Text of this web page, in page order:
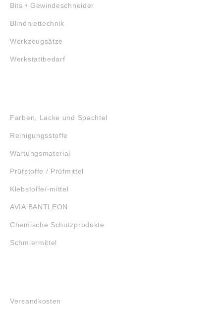
Bits • Gewindeschneider
Blindniettechnik
Werkzeugsätze
Werkstattbedarf
Farben, Lacke und Spachtel
Reinigungsstoffe
Wartungsmaterial
Prüfstoffe / Prüfmittel
Klebstoffe/-mittel
AVIA BANTLEON
Chemische Schutzprodukte
Schmiermittel
Versandkosten